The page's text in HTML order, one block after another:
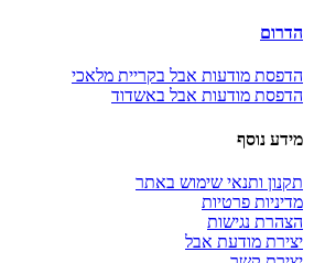
הדרום
הדפסת מודעות אבל בקריית מלאכי
הדפסת מודעות אבל באשדוד
מידע נוסף
תקנון ותנאי שימוש באתר
מדיניות פרטיות
הצהרת נגישות
יצירת מודעת אבל